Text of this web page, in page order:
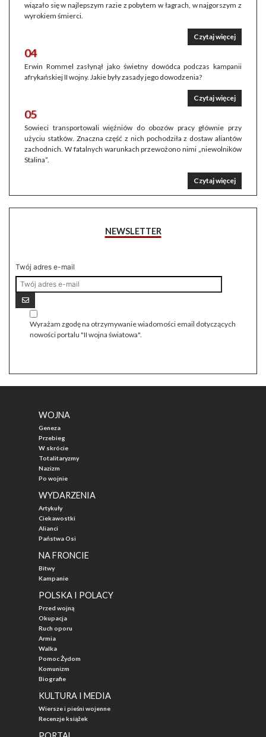
wiązało się w najlepszym razie z pobytem w łagrach, w najgorszym z
wyrokiem śmierci.
Czytaj więcej
04
Erwin Rommel zasłynął jako świetny dowódca podczas kampanii
afrykańskiej II wojny. Jakie były zasady jego dowodzenia?
Czytaj więcej
05
Sowieci transportowali więźniów do obozów pracy głównie przy
użyciu statków. Znaczna część z nich pochodziła z dostaw aliantów
zachodnich. W fatalnych warunkach przewożono nimi „niewolników
Stalina”.
Czytaj więcej
NEWSLETTER
Twój adres e-mail
Wyrażam zgodę na otrzymywanie wiadomości email dotyczących
nowości portalu "II wojna światowa".
WOJNA
Geneza
Przebieg
W skrócie
Totalitaryzmy
Nazizm
Po wojnie
WYDARZENIA
Artykuły
Ciekawostki
Alianci
Państwa Osi
NA FRONCIE
Bitwy
Kampanie
POLSKA I POLACY
Przed wojną
Okupacja
Ruch oporu
Armia
Walka
Pomoc Żydom
Komunizm
Biografie
KULTURA I MEDIA
Wiersze i pieśni wojenne
Recenzje książek